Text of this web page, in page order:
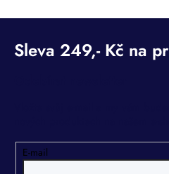
E-mail